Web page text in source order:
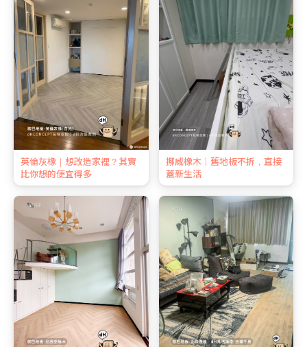
英倫灰橡｜想改造家裡？其實
比你想的便宜得多
挪威橡木｜舊地板不拆，直接
蓋新生活